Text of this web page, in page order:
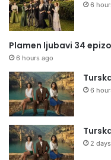
6
Plamen ljubavi 34
6 hours ago
6
2